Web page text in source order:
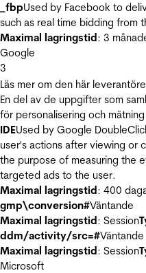
_fbpUsed by Facebook to
such as real time bidding from
Maximal lagringstid: 3
Google
3
Läs mer om den här
En del av de uppgifter som
för personalisering och
IDEUsed by Google
user's actions after viewing or
the purpose of measuring the
targeted ads to the user.
Maximal lagringstid: 400
gmp\conversion#Väntande
Maximal lagringstid: Session
ddm/activity/src=#Väntande
Maximal lagringstid: Session
Microsoft